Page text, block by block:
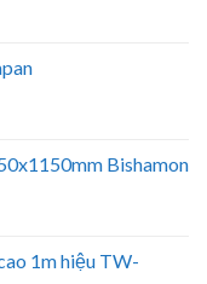
Bishamon
1m hiệu TW-